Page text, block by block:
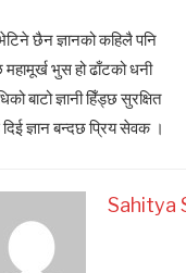
छैन ज्ञानको कहिलै पनि
भुस हो ढाँटको धनी
बाटो ज्ञानी हिँड्छ सुरक्षित
ज्ञान बन्दछ प्रिय सेवक ।
Sahitya